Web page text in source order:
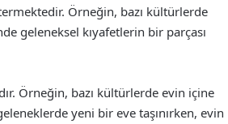
Örneğin, bazı kültürlerde
geleneksel kıyafetlerin bir parçası
Örneğin, bazı kültürlerde evin içine
yeni bir eve taşınırken, evin